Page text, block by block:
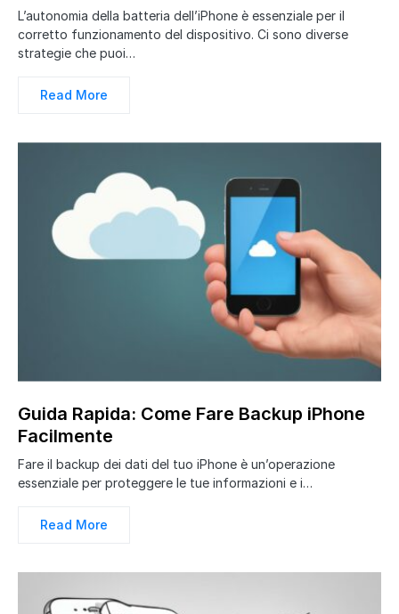
L’autonomia della batteria dell’iPhone è essenziale per il
corretto funzionamento del dispositivo. Ci sono diverse
strategie che puoi…
Read More
Guida Rapida: Come Fare Backup iPhone
Facilmente
Fare il backup dei dati del tuo iPhone è un’operazione
essenziale per proteggere le tue informazioni e i…
Read More